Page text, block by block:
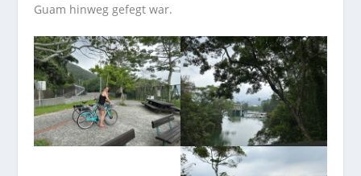
Guam hinweg gefegt war.